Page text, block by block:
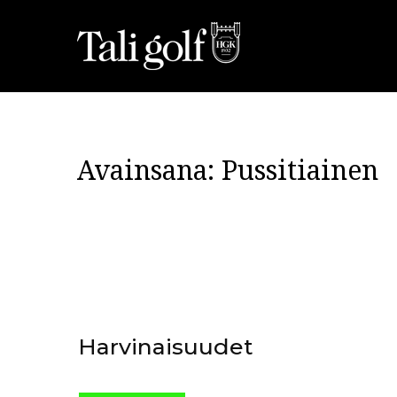
Avainsana: Pussitiainen
Harvinaisuudet